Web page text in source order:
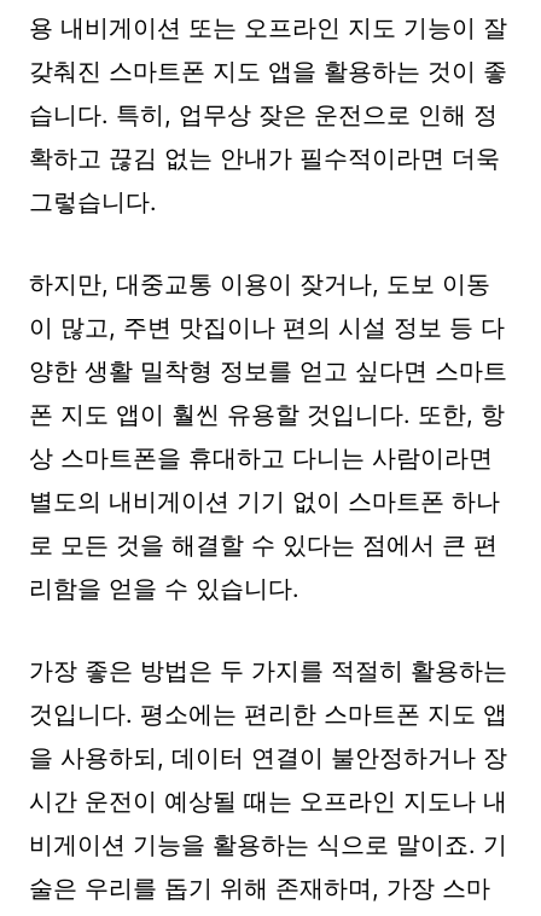
용 내비게이션 또는 오프라인 지도 기능이 잘
갖춰진 스마트폰 지도 앱을 활용하는 것이 좋
습니다. 특히, 업무상 잦은 운전으로 인해 정
확하고 끊김 없는 안내가 필수적이라면 더욱
그렇습니다.
하지만, 대중교통 이용이 잦거나, 도보 이동
이 많고, 주변 맛집이나 편의 시설 정보 등 다
양한 생활 밀착형 정보를 얻고 싶다면 스마트
폰 지도 앱이 훨씬 유용할 것입니다. 또한, 항
상 스마트폰을 휴대하고 다니는 사람이라면
별도의 내비게이션 기기 없이 스마트폰 하나
로 모든 것을 해결할 수 있다는 점에서 큰 편
리함을 얻을 수 있습니다.
가장 좋은 방법은 두 가지를 적절히 활용하는
것입니다. 평소에는 편리한 스마트폰 지도 앱
을 사용하되, 데이터 연결이 불안정하거나 장
시간 운전이 예상될 때는 오프라인 지도나 내
비게이션 기능을 활용하는 식으로 말이죠. 기
술은 우리를 돕기 위해 존재하며, 가장 스마